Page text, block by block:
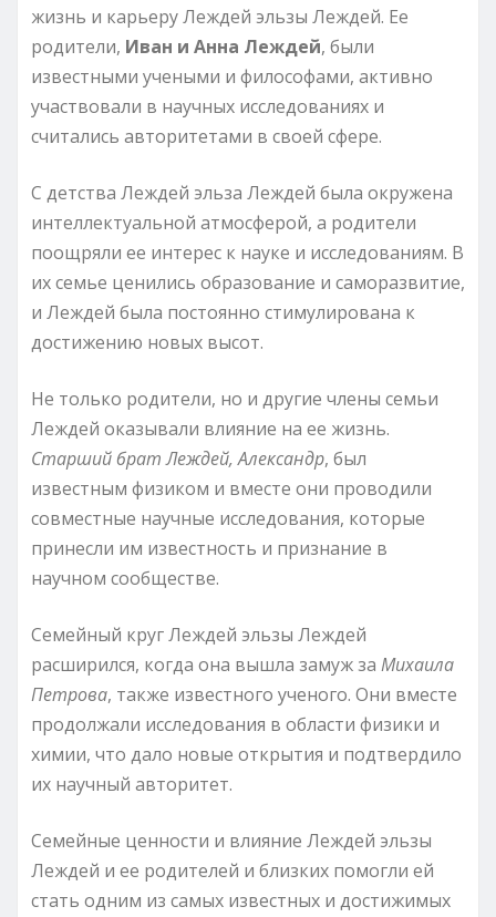
жизнь и карьеру Леждей эльзы Леждей. Ее
родители, Иван и Анна Леждей, были
известными учеными и философами, активно
участвовали в научных исследованиях и
считались авторитетами в своей сфере.
С детства Леждей эльза Леждей была окружена
интеллектуальной атмосферой, а родители
поощряли ее интерес к науке и исследованиям. В
их семье ценились образование и саморазвитие,
и Леждей была постоянно стимулирована к
достижению новых высот.
Не только родители, но и другие члены семьи
Леждей оказывали влияние на ее жизнь.
Старший брат Леждей, Александр, был
известным физиком и вместе они проводили
совместные научные исследования, которые
принесли им известность и признание в
научном сообществе.
Семейный круг Леждей эльзы Леждей
расширился, когда она вышла замуж за Михаила
Петрова, также известного ученого. Они вместе
продолжали исследования в области физики и
химии, что дало новые открытия и подтвердило
их научный авторитет.
Семейные ценности и влияние Леждей эльзы
Леждей и ее родителей и близких помогли ей
стать одним из самых известных и достижимых